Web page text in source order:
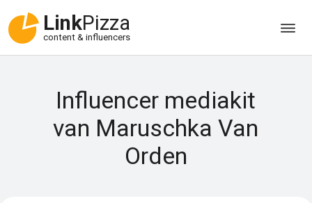
LinkPizza
content & influencers
Influencer mediakit
van Maruschka Van
Orden